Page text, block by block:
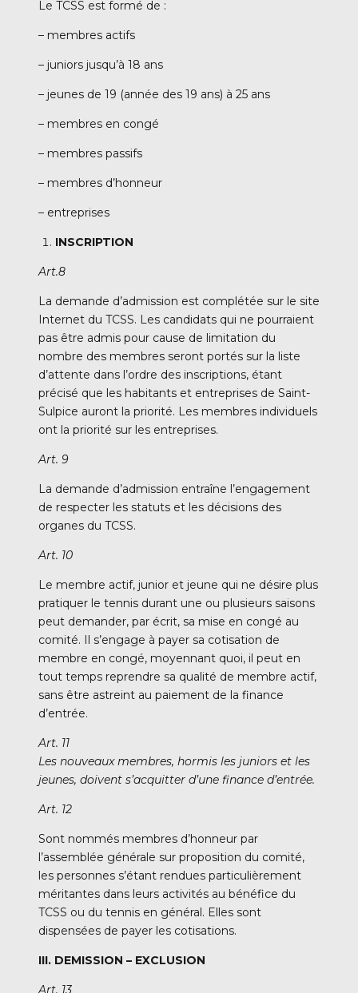
Le TCSS est formé de :
– membres actifs
– juniors jusqu’à 18 ans
– jeunes de 19 (année des 19 ans) à 25 ans
– membres en congé
– membres passifs
– membres d’honneur
– entreprises
INSCRIPTION
Art.8
La demande d’admission est complétée sur le site
Internet du TCSS. Les candidats qui ne pourraient
pas être admis pour cause de limitation du
nombre des membres seront portés sur la liste
d’attente dans l’ordre des inscriptions, étant
précisé que les habitants et entreprises de Saint-
Sulpice auront la priorité. Les membres individuels
ont la priorité sur les entreprises.
Art. 9
La demande d’admission entraîne l’engagement
de respecter les statuts et les décisions des
organes du TCSS.
Art. 10
Le membre actif, junior et jeune qui ne désire plus
pratiquer le tennis durant une ou plusieurs saisons
peut demander, par écrit, sa mise en congé au
comité. Il s’engage à payer sa cotisation de
membre en congé, moyennant quoi, il peut en
tout temps reprendre sa qualité de membre actif,
sans être astreint au paiement de la finance
d’entrée.
Art. 11
Les nouveaux membres, hormis les juniors et les
jeunes, doivent s’acquitter d’une finance d’entrée.
Art. 12
Sont nommés membres d’honneur par
l’assemblée générale sur proposition du comité,
les personnes s’étant rendues particulièrement
méritantes dans leurs activités au bénéfice du
TCSS ou du tennis en général. Elles sont
dispensées de payer les cotisations.
III. DEMISSION – EXCLUSION
Art. 13